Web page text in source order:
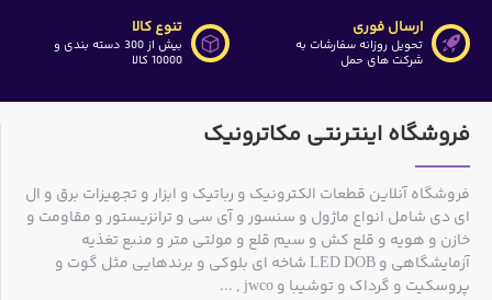
ارسال فوری
تحویل روزانه سفارشات به
شرکت های حمل
تنوع کالا
بیش از 300 دسته بندی و
10000 کالا
فروشگاه اینترنتی مکاترونیک
فروشگاه آنلاین قطعات الکترونیک و رباتیک و ابزار و تجهیزات برق و ال
ای دی شامل انواع ماژول و سنسور و آی سی و ترانزیستور و مقاومت و
خازن و هویه و قلع کش و سیم قلع و مولتی متر و منبع تغذیه
آزمایشگاهی و LED DOB شاخه ای بلوکی و برندهایی مثل گوت و
پروسکیت و گرداک و توشیبا و jwco , ...